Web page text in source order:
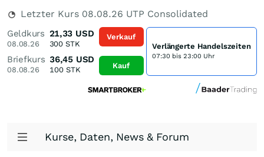
Letzter Kurs 08.08.26 UTP Consolidated
Geldkurs
08.08.26
21,33 USD
300 STK
Briefkurs
08.08.26
36,45 USD
100STK
Verkauf
Kauf
Verlängerte Handelszeiten
07:30 bis 23:00 Uhr
Kurse, Daten, News & Forum